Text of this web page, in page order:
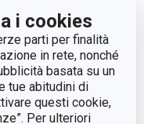
i cookies
parti per finalità
in rete, nonché
basata su un
tue abitudini di
questi cookie,
Per ulteriori
plastica, acciaio
inossidabile
coltello cuoco
Nero